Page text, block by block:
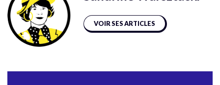
VOIR SES ARTICLES